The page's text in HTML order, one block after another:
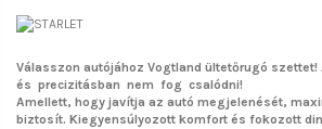
Válasszon autójához Vogtland ültetőrugó szettet!
és precizitásban nem fog csalódni!
Amellett, hogy javítja az autó megjelenését,
biztosít. Kiegyensúlyozott komfort és fokozott